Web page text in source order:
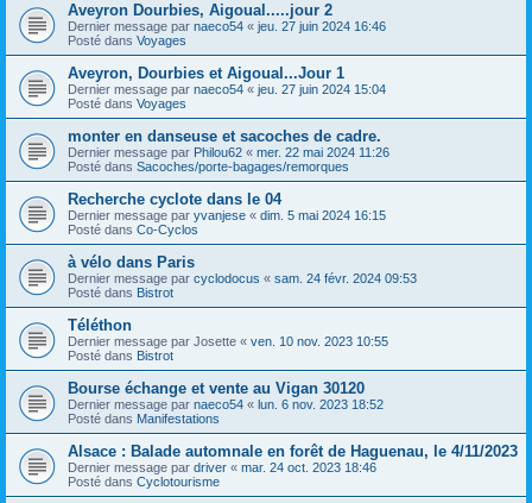
Aveyron Dourbies, Aigoual.....jour 2
Dernier message par naeco54 « jeu. 27 juin 2024 16:46
Posté dans Voyages
Aveyron, Dourbies et Aigoual...Jour 1
Dernier message par naeco54 « jeu. 27 juin 2024 15:04
Posté dans Voyages
monter en danseuse et sacoches de cadre.
Dernier message par Philou62 « mer. 22 mai 2024 11:26
Posté dans Sacoches/porte-bagages/remorques
Recherche cyclote dans le 04
Dernier message par yvanjese « dim. 5 mai 2024 16:15
Posté dans Co-Cyclos
à vélo dans Paris
Dernier message par cyclodocus « sam. 24 févr. 2024 09:53
Posté dans Bistrot
Téléthon
Dernier message par Josette « ven. 10 nov. 2023 10:55
Posté dans Bistrot
Bourse échange et vente au Vigan 30120
Dernier message par naeco54 « lun. 6 nov. 2023 18:52
Posté dans Manifestations
Alsace : Balade automnale en forêt de Haguenau, le 4/11/2023
Dernier message par driver « mar. 24 oct. 2023 18:46
Posté dans Cyclotourisme